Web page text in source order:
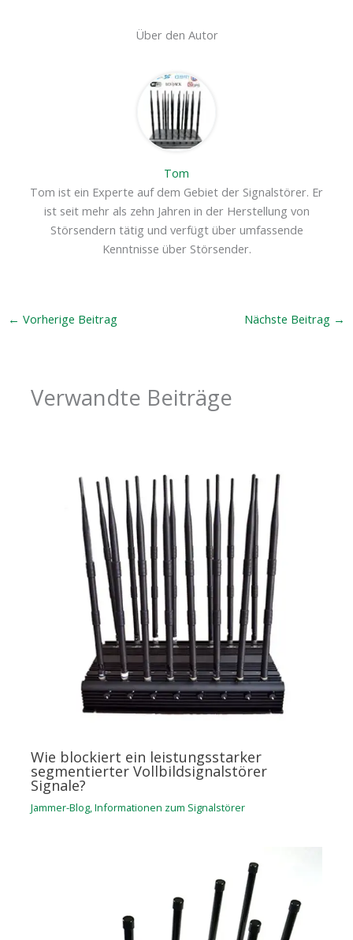
Über den Autor
Tom
Tom ist ein Experte auf dem Gebiet der Signalstörer. Er
ist seit mehr als zehn Jahren in der Herstellung von
Störsendern tätig und verfügt über umfassende
Kenntnisse über Störsender.
← Vorherige Beitrag Nächste Beitrag →
Verwandte Beiträge
Wie blockiert ein leistungsstarker
segmentierter Vollbildsignalstörer
Signale?
Jammer-Blog,Informationen zum Signalstörer